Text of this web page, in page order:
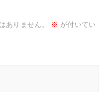
ありません。 ※ が付いてい